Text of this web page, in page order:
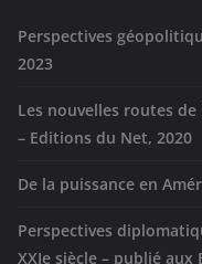
Perspectives
2023
Les nouvelles routes
– Editions du Net, 2020
De la puissance en
Perspectives
XXIe siècle – publié